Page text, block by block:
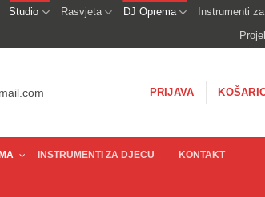
Studio Rasvjeta DJ Oprema Instrumenti
PRIJAVA
INSTRUMENTI ZA DJECU KONTAKT